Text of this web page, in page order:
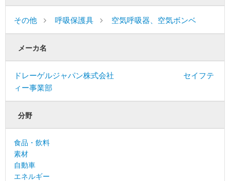
その他 呼吸保護具 空気呼吸器、空気ボンベ
メーカ名
ドレーゲルジャパン株式会社 セイフテ
ィー事業部
分野
食品・飲料
素材
自動車
エネルギー